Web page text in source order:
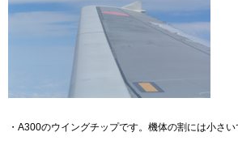
・A300のウイングチップです。機体の割には小さい